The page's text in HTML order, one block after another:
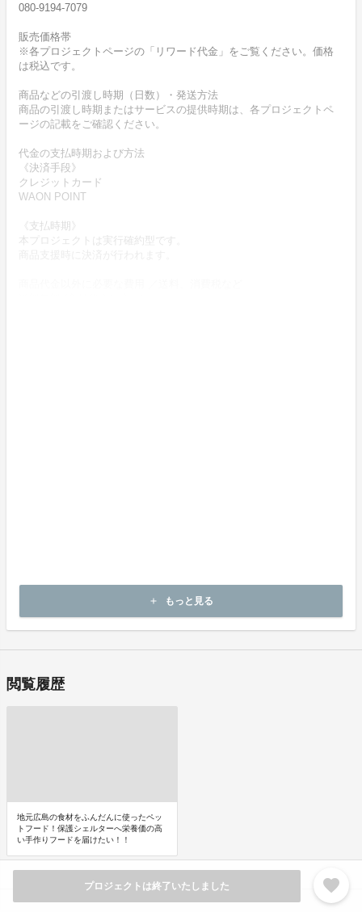
プロジェクトは終了いたしました favorite
080-9194-7079
販売価格帯
※各プロジェクトページの「リワード代金」をご覧ください。価格
は税込です。
商品などの引渡し時期（日数）・発送方法
商品の引渡し時期またはサービスの提供時期は、各プロジェクトペ
ージの記載をご確認ください。
代金の支払時期および方法
《決済手段》
クレジットカード
WAON POINT
《支払時期》
本プロジェクトは実行確約型です。
商品到着後14日以内に起案者までご連絡いただいた後、
起案者から対応方法をお客さま宛にご連絡いたします。
add もっと見る
閲覧履歴
地元広島の食材をふんだんに使ったペッ
トフード！保護シェルターへ栄養価の高
い手作りフードを届けたい！！